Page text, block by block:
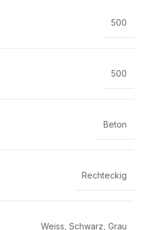
500
500
Beton
Rechteckig
Weiss Schwarz Grau